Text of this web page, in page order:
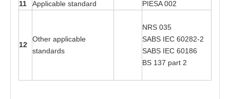
11 Applicable standard PIESA 002
12
Other applicable
standards
NRS 035
SABS IEC 60282-2
SABS IEC 60186
BS 137 part 2